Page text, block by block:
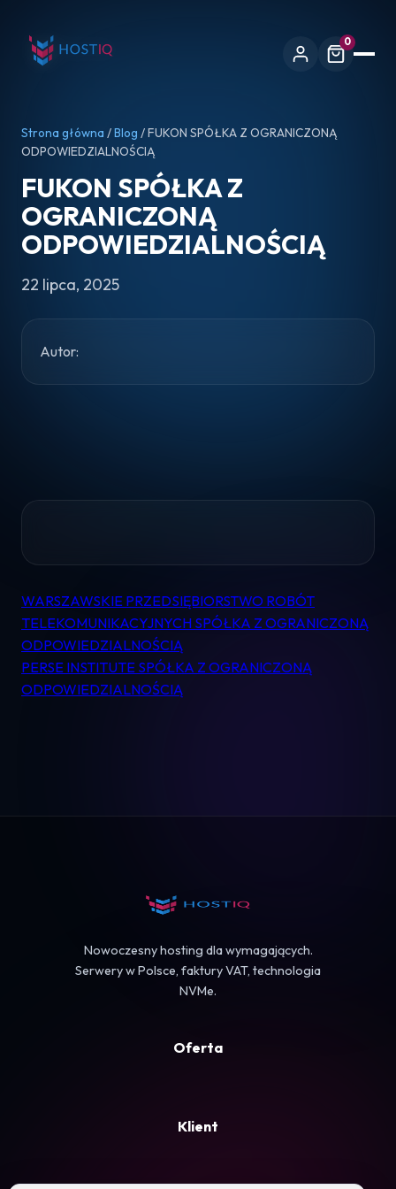
0
Pomoc
Kontakt
Strona główna /Blog / FUKON SPÓŁKA Z OGRANICZONĄ
ODPOWIEDZIALNOŚCIĄ
FUKON SPÓŁKA Z
OGRANICZONĄ
ODPOWIEDZIALNOŚCIĄ
22 lipca, 2025
Autor:
Nawigacja
wpisu
WARSZAWSKIE PRZEDSIĘBIORSTWO ROBÓT
TELEKOMUNIKACYJNYCH SPÓŁKA Z OGRANICZONĄ
ODPOWIEDZIALNOŚCIĄ
PERSE INSTITUTE SPÓŁKA Z OGRANICZONĄ
ODPOWIEDZIALNOŚCIĄ
Nowoczesny hosting dla wymagających.
Serwery w Polsce, faktury VAT, technologia
NVMe.
Oferta
Klient